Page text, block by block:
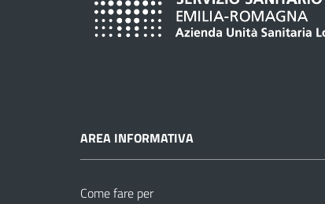
AREA INFORMATIVA
Come fare per